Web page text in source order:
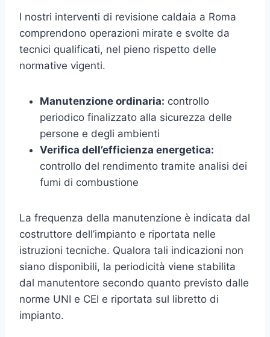
I nostri interventi di revisione caldaia a Roma
comprendono operazioni mirate e svolte da
tecnici qualificati, nel pieno rispetto delle
normative vigenti.
Manutenzione ordinaria: controllo
periodico finalizzato alla sicurezza delle
persone e degli ambienti
Verifica dell’efficienza energetica:
controllo del rendimento tramite analisi dei
fumi di combustione
La frequenza della manutenzione è indicata dal
costruttore dell’impianto e riportata nelle
istruzioni tecniche. Qualora tali indicazioni non
siano disponibili, la periodicità viene stabilita
dal manutentore secondo quanto previsto dalle
norme UNI e CEI e riportata sul libretto di
impianto.